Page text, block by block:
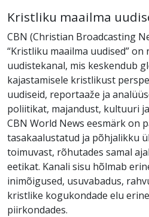
Kristliku maailma
CBN (Christian Broadcasting
“Kristliku maailma uudised” on
uudistekanal, mis keskendub
kajastamisele kristlikust
uudiseid, reportaaže ja
poliitikat, majandust, kultuuri
CBN World News eesmärk on
tasakaalustatud ja põhjalikku
toimuvast, rõhutades samal
eetikat. Kanali sisu hõlmab
inimõigused, usuvabadus,
kristlike kogukondade elu
piirkondades.